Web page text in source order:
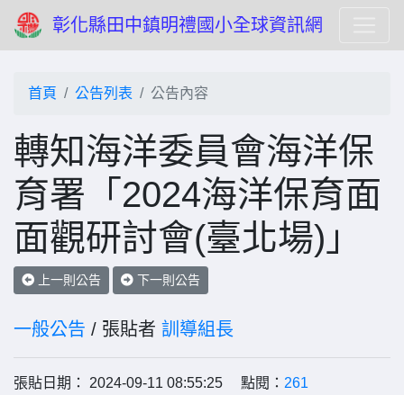
彰化縣田中鎮明禮國小全球資訊網
首頁 公告列表 公告內容
轉知海洋委員會海洋保
育署「2024海洋保育面
面觀研討會(臺北場)」
上一則公告 下一則公告
一般公告 / 張貼者 訓導組長
張貼日期： 2024-09-11 08:55:25 點閱： 261